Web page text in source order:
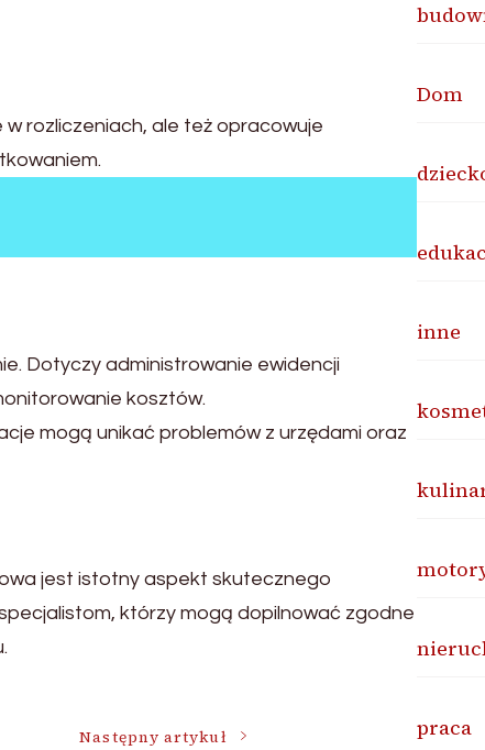
rozliczeniach, ale też opracowuje
Dotyczy administrowanie ewidencji
kosztów.
mogą unikać problemów z urzędami oraz
jest istotny aspekt skutecznego
którzy mogą dopilnować zgodne
Następny artykuł
Dom
inne
praca